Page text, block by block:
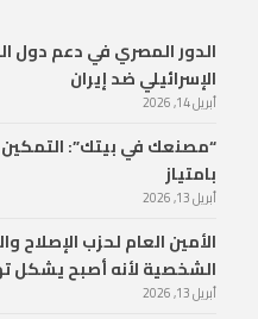
الدور المصري في دعم دول
الإسرائيلي ضد إيران
أبريل 14, 2026
“مصنعك في بيتك”:
بامتياز
أبريل 13, 2026
الأمين العام لحزب الإصلاح
الشخصية لأنه أصبح يشكل
أبريل 13, 2026